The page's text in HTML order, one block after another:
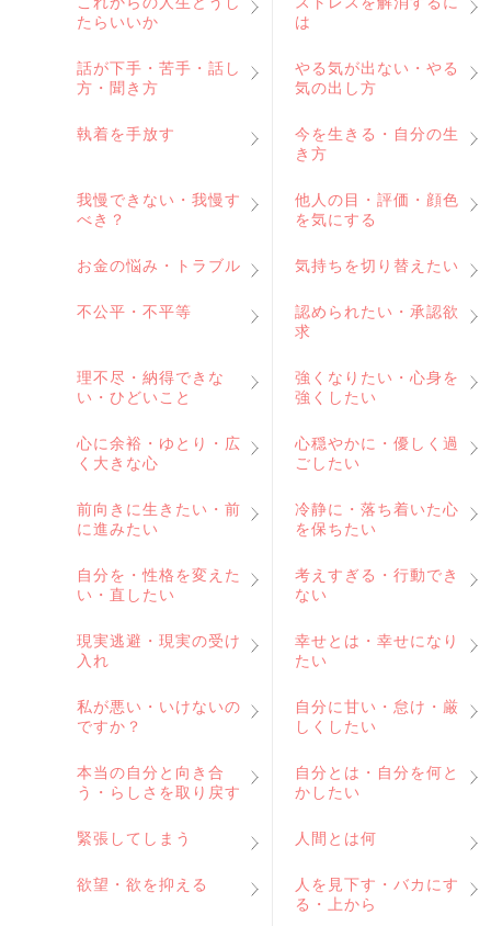
たらいいか
は
話が下手・苦手・話し
方・聞き方
やる気が出ない・やる
気の出し方
執着を手放す
今を生きる・自分の生
き方
我慢できない・我慢す
べき？
他人の目・評価・顔色
を気にする
お金の悩み・トラブル 気持ちを切り替えたい
不公平・不平等
認められたい・承認欲
求
理不尽・納得できな
い・ひどいこと
強くなりたい・心身を
強くしたい
心に余裕・ゆとり・広
く大きな心
心穏やかに・優しく過
ごしたい
前向きに生きたい・前
に進みたい
冷静に・落ち着いた心
を保ちたい
自分を・性格を変えた
い・直したい
考えすぎる・行動でき
ない
現実逃避・現実の受け
入れ
幸せとは・幸せになり
たい
私が悪い・いけないの
ですか？
自分に甘い・怠け・厳
しくしたい
本当の自分と向き合
う・らしさを取り戻す
自分とは・自分を何と
かしたい
緊張してしまう 人間とは何
欲望・欲を抑える
人を見下す・バカにす
る・上から